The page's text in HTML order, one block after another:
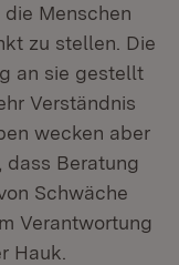
Menschen
zu stellen. Die
an sie gestellt
Verständnis
wecken aber
dass Beratung
Schwäche
Verantwortung
Hauk.